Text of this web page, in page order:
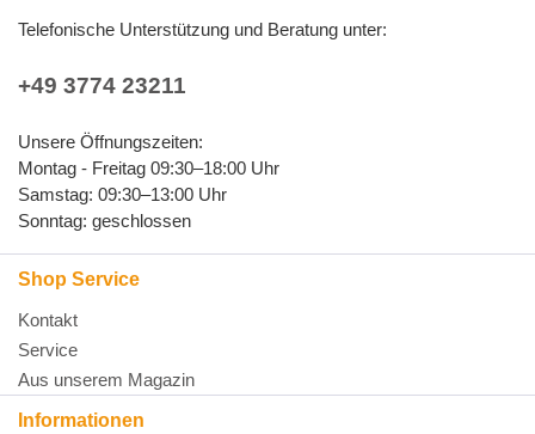
Telefonische Unterstützung und Beratung unter:
+49 3774 23211
Unsere Öffnungszeiten:
Montag - Freitag 09:30–18:00 Uhr
Samstag: 09:30–13:00 Uhr
Sonntag: geschlossen
Shop Service
Kontakt
Service
Aus unserem Magazin
Informationen